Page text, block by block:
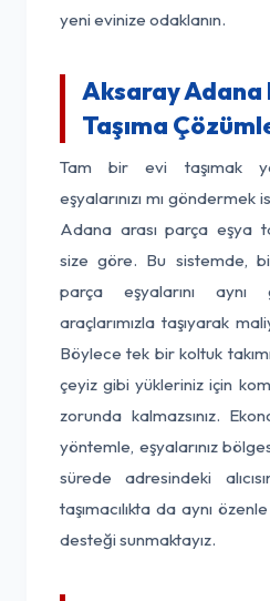
yeni evinize odaklanın.
Aksaray Adana
Taşıma
Tam bir evi taşımak
eşyalarınızı mı
Adana arası parça eşya
size göre. Bu sistemde,
parça eşyalarını aynı
araçlarımızla taşıyarak
Böylece tek bir koltuk
çeyiz gibi yükleriniz için
zorunda kalmazsınız.
yöntemle, eşyalarınız
sürede adresindeki
taşımacılıkta da aynı
desteği sunmaktayız.